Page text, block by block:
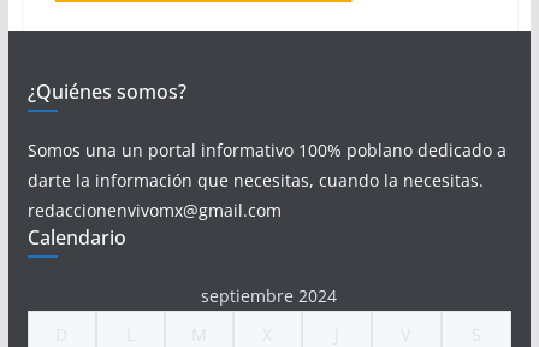
¿Quiénes somos?
Somos una un portal informativo 100% poblano dedicado a
darte la información que necesitas, cuando la necesitas.
redaccionenvivomx@gmail.com
Calendario
septiembre 2024